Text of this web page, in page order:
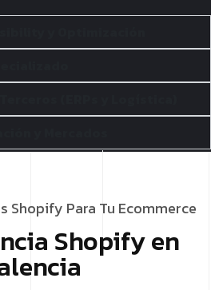
Shopify Para Tu Ecommerce
Shopify en